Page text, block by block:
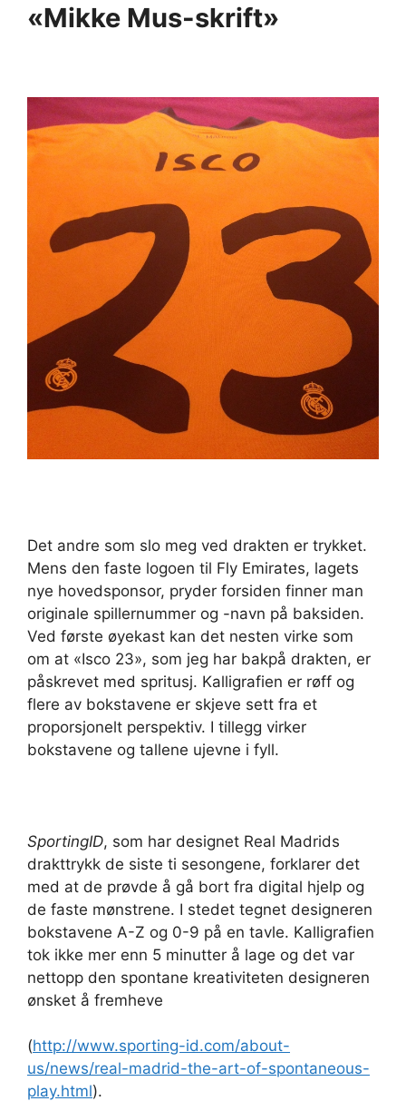
«Mikke Mus-skrift»
Det andre som slo meg ved drakten er trykket.
Mens den faste logoen til Fly Emirates, lagets
nye hovedsponsor, pryder forsiden finner man
originale spillernummer og -navn på baksiden.
Ved første øyekast kan det nesten virke som
om at «Isco 23», som jeg har bakpå drakten, er
påskrevet med spritusj. Kalligrafien er røff og
flere av bokstavene er skjeve sett fra et
proporsjonelt perspektiv. I tillegg virker
bokstavene og tallene ujevne i fyll.
SportingID, som har designet Real Madrids
drakttrykk de siste ti sesongene, forklarer det
med at de prøvde å gå bort fra digital hjelp og
de faste mønstrene. I stedet tegnet designeren
bokstavene A-Z og 0-9 på en tavle. Kalligrafien
tok ikke mer enn 5 minutter å lage og det var
nettopp den spontane kreativiteten designeren
ønsket å fremheve
(http://www.sporting-id.com/about-
us/news/real-madrid-the-art-of-spontaneous-
play.html).